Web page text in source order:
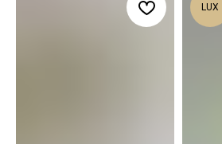
LUX